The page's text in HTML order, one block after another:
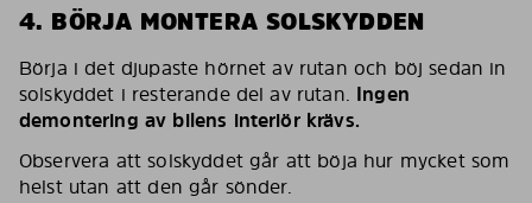
4. BÖRJA MONTERA SOLSKYDDEN
Börja i det djupaste hörnet av rutan och böj sedan in
solskyddet i resterande del av rutan. Ingen
demontering av bilens interiör krävs.
Observera att solskyddet går att böja hur mycket som
helst utan att den går sönder.